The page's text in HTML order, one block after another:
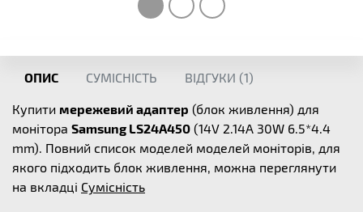
ОПИС СУМІСНІСТЬ ВІДГУКИ (1)
Купити мережевий адаптер (блок живлення) для
монітора Samsung LS24A450 (14V 2.14A 30W 6.5*4.4
mm). Повний список моделей моделей моніторів, для
якого підходить блок живлення, можна переглянути
на вкладці Сумісність